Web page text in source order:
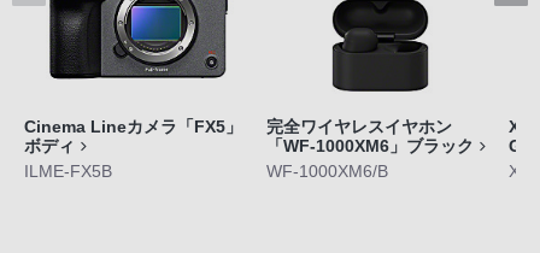
Cinema Lineカメラ「FX5」
ボディ
ILME-FX5B
完全ワイヤレスイヤホン
「WF-1000XM6」ブラック
WF-1000XM6/B